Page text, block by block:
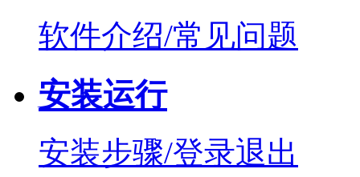
软件介绍/常见问题
安装运行
安装步骤/登录退出